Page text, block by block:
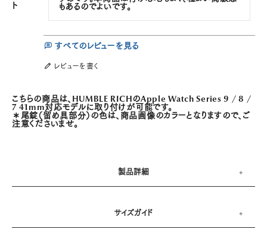
ト
もあるのでよいです。
すべてのレビューを見る
レビューを書く
こちらの商品は、HUMBLE RICHのApple Watch Series 9 / 8 /
7 41mm対応モデルに取り付けが可能です。
＊尾錠（留め具部分）の色は、商品画像のカラーとなりますので、ご
注意くださいませ。
製品詳細
サイズガイド